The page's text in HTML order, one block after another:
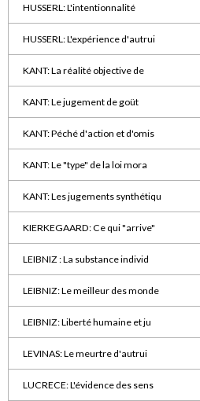
HUSSERL: L'intentionnalité
HUSSERL: L'expérience d'autrui
KANT: La réalité objective de
KANT: Le jugement de goüt
KANT: Péché d'action et d'omis
KANT: Le "type" de la loi mora
KANT: Les jugements synthétiqu
KIERKEGAARD: Ce qui "arrive"
LEIBNIZ : La substance individ
LEIBNIZ: Le meilleur des monde
LEIBNIZ: Liberté humaine et ju
LEVINAS: Le meurtre d'autrui
LUCRECE: L'évidence des sens